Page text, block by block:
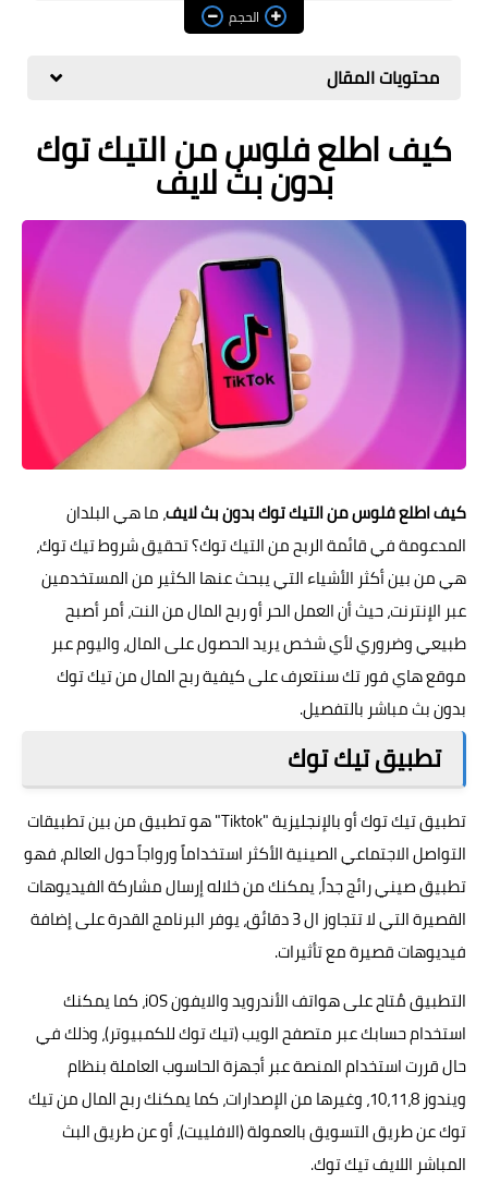
الربح من الانترنت
ذكاء اصطناعي
الحجم
محتويات المقال
كيف اطلع فلوس من التيك توك
بدون بث لايف
كيف اطلع فلوس من التيك توك بدون بث لايف، ما هي البلدان
المدعومة في قائمة الربح من التيك توك؟ تحقيق شروط تيك توك،
هي من بين أكثر الأشياء التي يبحث عنها الكثير من المستخدمين
عبر الإنترنت، حيث أن العمل الحر أو ربح المال من النت، أمر أصبح
طبيعي وضروري لأي شخص يريد الحصول على المال، واليوم عبر
موقعهاي فور تكسنتعرف على كيفية ربح المال من تيك توك
بدون بث مباشر بالتفصيل.
تطبيق تيك توك
تطبيق تيك توك أو بالإنجليزية "Tiktok" هو تطبيق من بين تطبيقات
التواصل الاجتماعي الصينية الأكثر استخداماً ورواجاً حول العالم، فهو
تطبيق صيني رائج جداً، يمكنك من خلاله إرسال مشاركة الفيديوهات
القصيرة التي لا تتجاوز ال 3 دقائق، يوفر البرنامج القدرة على إضافة
فيديوهات قصيرة مع تأثيرات.
التطبيق مُتاح على هواتف الأندرويد والايفون iOS، كما يمكنك
استخدام حسابك عبر متصفح الويب (تيك توك للكمبيوتر)، وذلك في
حال قررت استخدام المنصة عبر أجهزة الحاسوب العاملة بنظام
ويندوز 10،11،8، وغيرها من الإصدارات، كما يمكنك ربح المال من تيك
توك عن طريق التسويق بالعمولة (الافلييت)، أو عن طريق البث
المباشر اللايف تيك توك.